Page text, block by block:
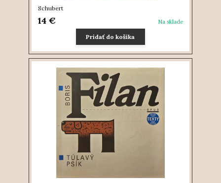
Schubert
14 € Na sklade
Pridať do košíka